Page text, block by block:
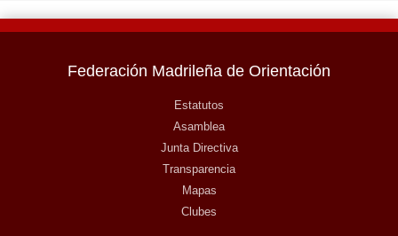
Federación Madrileña de Orientación
Estatutos
Asamblea
Junta Directiva
Transparencia
Mapas
Clubes